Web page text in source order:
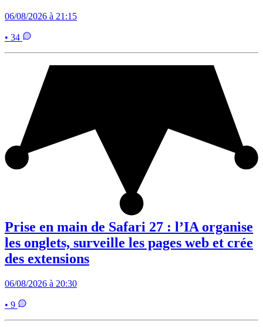
06/08/2026 à 21:15
• 34
Prise en main de Safari 27 : l’IA organise
les onglets, surveille les pages web et crée
des extensions
06/08/2026 à 20:30
• 9